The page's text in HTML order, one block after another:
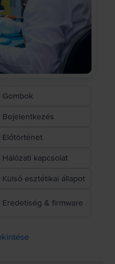
Gombok
Bejelentkezés
Előtörténet
Hálózati kapcsolat
Külső esztétikai állapot
Eredetiség & firmware